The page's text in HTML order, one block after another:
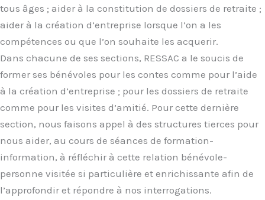
tous âges ; aider à la constitution de dossiers de retraite ;
aider à la création d’entreprise lorsque l’on a les
compétences ou que l’on souhaite les acquerir.
Dans chacune de ses sections, RESSAC a le soucis de
former ses bénévoles pour les contes comme pour l’aide
à la création d’entreprise ; pour les dossiers de retraite
comme pour les visites d’amitié. Pour cette dernière
section, nous faisons appel à des structures tierces pour
nous aider, au cours de séances de formation-
information, à réfléchir à cette relation bénévole-
personne visitée si particulière et enrichissante afin de
l’approfondir et répondre à nos interrogations.